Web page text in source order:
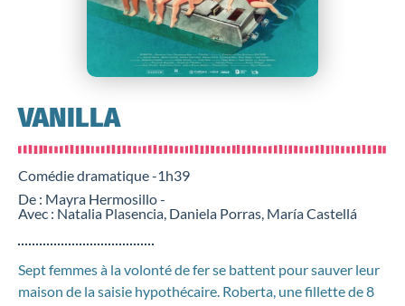
VANILLA
Comédie dramatique -1h39
De : Mayra Hermosillo -
Avec : Natalia Plasencia, Daniela Porras, María Castellá
Sept femmes à la volonté de fer se battent pour sauver leur
maison de la saisie hypothécaire. Roberta, une fillette de 8